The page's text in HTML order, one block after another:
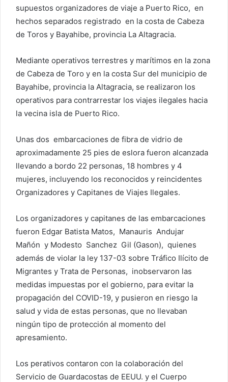
supuestos organizadores de viaje a Puerto Rico, en
hechos separados registrado en la costa de Cabeza
de Toros y Bayahibe, provincia La Altagracia.
Mediante operativos terrestres y marítimos en la zona
de Cabeza de Toro y en la costa Sur del municipio de
Bayahibe, provincia la Altagracia, se realizaron los
operativos para contrarrestar los viajes ilegales hacia
la vecina isla de Puerto Rico.
Unas dos embarcaciones de fibra de vidrio de
aproximadamente 25 pies de eslora fueron alcanzada
llevando a bordo 22 personas, 18 hombres y 4
mujeres, incluyendo los reconocidos y reincidentes
Organizadores y Capitanes de Viajes Ilegales.
Los organizadores y capitanes de las embarcaciones
fueron Edgar Batista Matos, Manauris Andujar
Mañón y Modesto Sanchez Gil (Gason), quienes
además de violar la ley 137-03 sobre Tráfico Ilícito de
Migrantes y Trata de Personas, inobservaron las
medidas impuestas por el gobierno, para evitar la
propagación del COVID-19, y pusieron en riesgo la
salud y vida de estas personas, que no llevaban
ningún tipo de protección al momento del
apresamiento.
Los perativos contaron con la colaboración del
Servicio de Guardacostas de EEUU. y el Cuerpo